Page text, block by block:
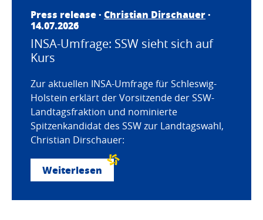
Press release · Christian Dirschauer·
14.07.2026
INSA-Umfrage: SSW sieht sich auf
Kurs
Zur aktuellen INSA-Umfrage für Schleswig-
Holstein erklärt der Vorsitzende der SSW-
Landtagsfraktion und nominierte
Spitzenkandidat des SSW zur Landtagswahl,
Christian Dirschauer:
Weiterlesen